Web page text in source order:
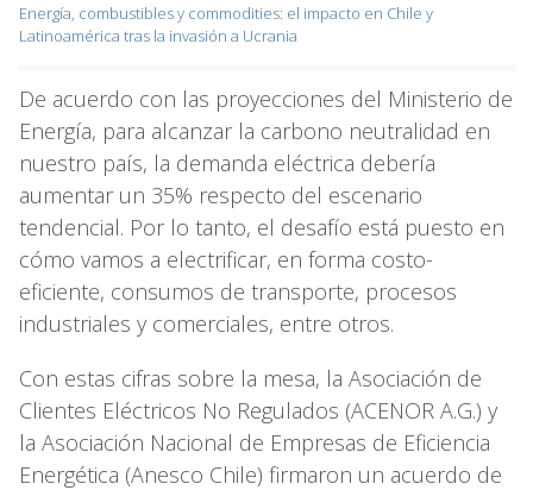
Energía, combustibles y commodities: el impacto en Chile y
Latinoamérica tras la invasión a Ucrania
De acuerdo con las proyecciones del Ministerio de
Energía, para alcanzar la carbono neutralidad en
nuestro país, la demanda eléctrica debería
aumentar un 35% respecto del escenario
tendencial. Por lo tanto, el desafío está puesto en
cómo vamos a electrificar, en forma costo-
eficiente, consumos de transporte, procesos
industriales y comerciales, entre otros.
Con estas cifras sobre la mesa, la Asociación de
Clientes Eléctricos No Regulados (ACENOR A.G.) y
la Asociación Nacional de Empresas de Eficiencia
Energética (Anesco Chile) firmaron un acuerdo de